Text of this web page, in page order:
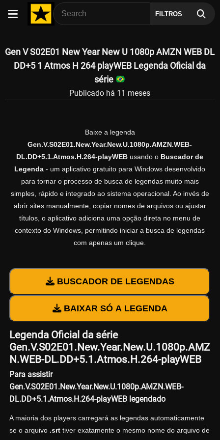
FILTROS
Gen V S02E01 New Year New U 1080p AMZN WEB DL
DD+5 1 Atmos H 264 playWEB Legenda Oficial da
série
Publicado há 11 meses
Baixe a legenda
Gen.V.S02E01.New.Year.New.U.1080p.AMZN.WEB-
DL.DD+5.1.Atmos.H.264-playWEB usando o Buscador de
Legenda - um aplicativo gratuito para Windows desenvolvido
para tornar o processo de busca de legendas muito mais
simples, rápido e integrado ao sistema operacional. Ao invés de
abrir sites manualmente, copiar nomes de arquivos ou ajustar
títulos, o aplicativo adiciona uma opção direta no menu de
contexto do Windows, permitindo iniciar a busca de legendas
com apenas um clique.
BUSCADOR DE LEGENDAS
BAIXAR SÓ A LEGENDA
Legenda Oficial da série
Gen.V.S02E01.New.Year.New.U.1080p.AMZ
N.WEB-DL.DD+5.1.Atmos.H.264-playWEB
Para assistir
Gen.V.S02E01.New.Year.New.U.1080p.AMZN.WEB-
DL.DD+5.1.Atmos.H.264-playWEB legendado
A maioria dos players carregará as legendas automaticamente
se o arquivo .srttiver exatamente o mesmo nome do arquivo de